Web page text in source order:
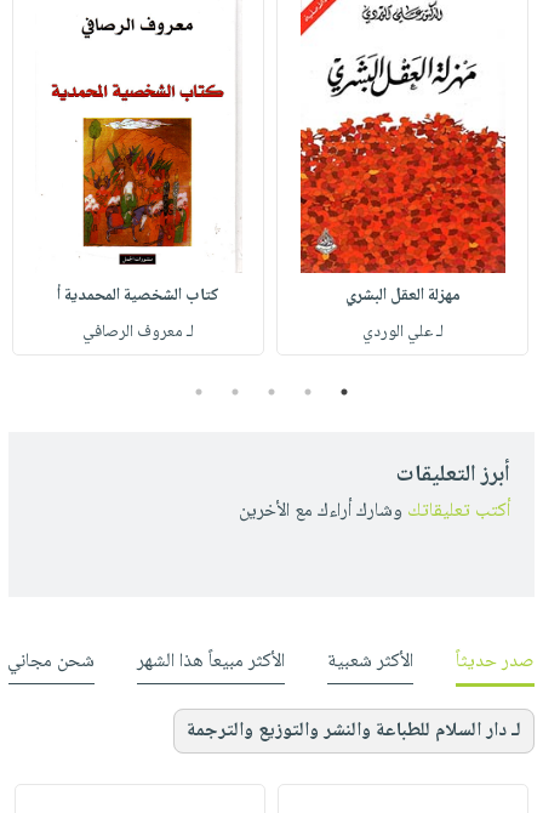
مهزلة العقل البشري
لـ علي الوردي
كتاب الشخصية المحمدية أ
لـ معروف الرصافي
1
2
3
4
5
أبرز التعليقات
أكتب تعليقاتك وشارك أراءك مع الأخرين
صدر حديثاً الأكثر شعبية الأكثر مبيعاً هذا الشهر شحن مجاني
لـ دار السلام للطباعة والنشر والتوزيع والترجمة